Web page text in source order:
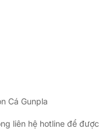
Cá Gunpla
liên hệ hotline để được